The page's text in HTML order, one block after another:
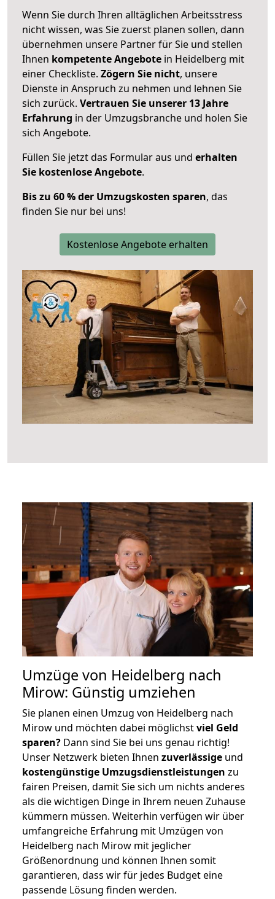
Wenn Sie durch Ihren alltäglichen Arbeitsstress
nicht wissen, was Sie zuerst planen sollen, dann
übernehmen unsere Partner für Sie und stellen
Ihnen kompetente Angebote in Heidelberg mit
einer Checkliste. Zögern Sie nicht, unsere
Dienste in Anspruch zu nehmen und lehnen Sie
sich zurück. Vertrauen Sie unserer 13 Jahre
Erfahrung in der Umzugsbranche und holen Sie
sich Angebote.
Füllen Sie jetzt das Formular aus und erhalten
Sie kostenlose Angebote.
Bis zu 60 % der Umzugskosten sparen, das
finden Sie nur bei uns!
Kostenlose Angebote erhalten
Umzüge von Heidelberg nach
Mirow: Günstig umziehen
Sie planen einen Umzug von Heidelberg nach
Mirow und möchten dabei möglichstviel Geld
sparen? Dann sind Sie bei uns genau richtig!
Unser Netzwerk bieten Ihnen zuverlässige und
kostengünstige Umzugsdienstleistungen zu
fairen Preisen, damit Sie sich um nichts anderes
als die wichtigen Dinge in Ihrem neuen Zuhause
kümmern müssen. Weiterhin verfügen wir über
umfangreiche Erfahrung mit Umzügen von
Heidelberg nach Mirow mit jeglicher
Größenordnung und können Ihnen somit
garantieren, dass wir für jedes Budget eine
passende Lösung finden werden.